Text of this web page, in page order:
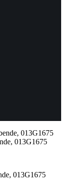
013G1675
013G1675